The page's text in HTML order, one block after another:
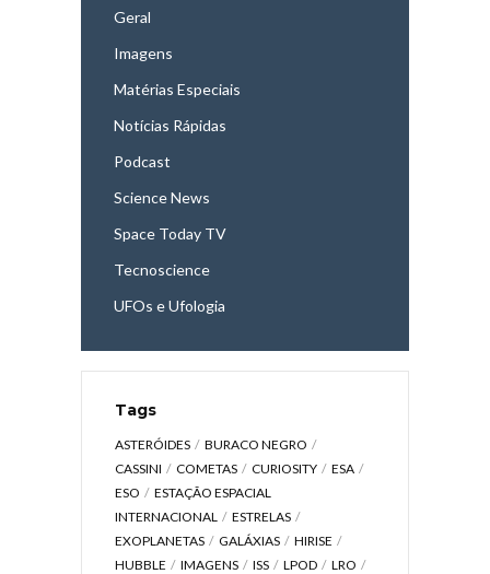
Geral
Imagens
Matérias Especiais
Notícias Rápidas
Podcast
Science News
Space Today TV
Tecnoscience
UFOs e Ufologia
Tags
ASTERÓIDES
BURACO NEGRO
CASSINI
COMETAS CURIOSITY
ESA
ESO
ESTAÇÃO ESPACIAL
INTERNACIONAL
ESTRELAS
EXOPLANETAS
GALÁXIAS
HIRISE
HUBBLE
IMAGENS ISS LPOD
LRO